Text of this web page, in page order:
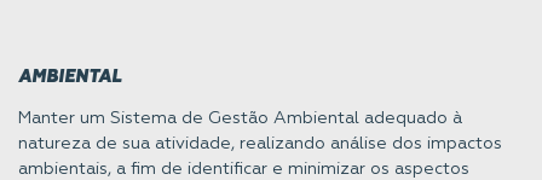
AMBIENTAL
Manter um Sistema de Gestão Ambiental adequado à
natureza de sua atividade, realizando análise dos impactos
ambientais, a fim de identificar e minimizar os aspectos